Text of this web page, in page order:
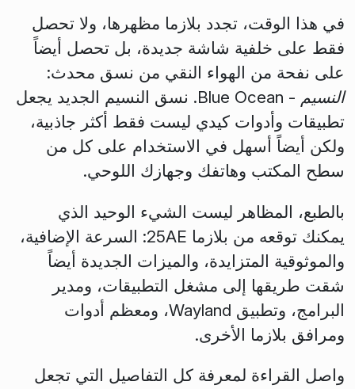
في هذا الوقت، تجدد بلازما مظهرها، ولا تحصل
فقط على خلفية شاشة جديدة، بل تحصل أيضاً
على نفحة من الهواء النقي من نسق محدث:
النسيم - Blue Ocean
. نسق النسيم الجديد يجعل
تطبيقات وأدوات كيدي ليست فقط أكثر جاذبية،
ولكن أيضاً أسهل في الاستخدام على كل من
سطح المكتب وهاتفك وجهازك اللوحي.
بالطبع، المظاهر ليست الشيء الوحيد الذي
يمكنك توقعه من بلازما 25AE: السرعة الإضافية،
والموثوقية المتزايدة، والميزات الجديدة أيضاً
شقت طريقها إلى مشغل التطبيقات، ومدير
البرامج، وتطبيق Wayland، ومعظم أدوات
ومرافق بلازما الأخرى.
واصل القراءة لمعرفة كل التفاصيل التي تجعل